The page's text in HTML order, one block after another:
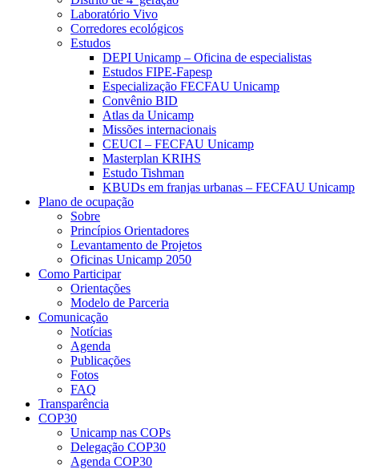
Laboratório Vivo
Corredores ecológicos
Estudos
DEPI Unicamp – Oficina de especialistas
Estudos FIPE-Fapesp
Especialização FECFAU Unicamp
Convênio BID
Atlas da Unicamp
Missões internacionais
CEUCI – FECFAU Unicamp
Masterplan KRIHS
Estudo Tishman
KBUDs em franjas urbanas – FECFAU Unicamp
Plano de ocupação
Sobre
Princípios Orientadores
Levantamento de Projetos
Oficinas Unicamp 2050
Como Participar
Orientações
Modelo de Parceria
Comunicação
Notícias
Agenda
Publicações
Fotos
FAQ
Transparência
COP30
Unicamp nas COPs
Delegação COP30
Agenda COP30